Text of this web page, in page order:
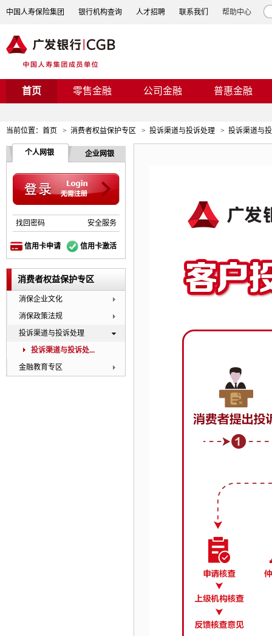
中国人寿保险集团 银行机构查询 人才招聘 联系我们 帮助中心
首页 零售金融 公司金融 普惠金融
当前位置： 首页 > 消费者权益保护专区 > 投诉渠道与投诉处理 > 投诉渠道与
个人网银 企业网银
找回密码 安全服务
信用卡申请 信用卡激活
消费者权益保护专区
消保企业文化
消保政策法规
投诉渠道与投诉处理
投诉渠道与投诉处...
金融教育专区